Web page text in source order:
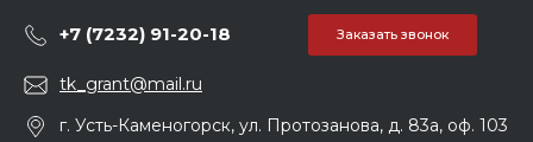
+7 (7232) 91-20-18 Заказать звонок
tk_grant@mail.ru
г. Усть-Каменогорск, ул. Протозанова, д. 83а, оф. 103